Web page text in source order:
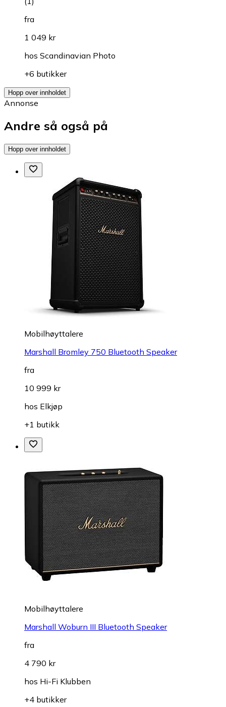
fra
1 049 kr
hos Scandinavian Photo
+6 butikker
Hopp over innholdet
Annonse
Andre så også på
Hopp over innholdet
Mobilhøyttalere
Marshall Bromley 750 Bluetooth Speaker
fra
10 999 kr
hos Elkjøp
+1 butikk
Mobilhøyttalere
Marshall Woburn III Bluetooth Speaker
fra
4 790 kr
hos Hi-Fi Klubben
+4 butikker